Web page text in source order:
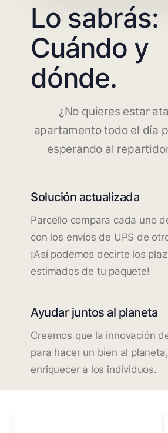
Lo sabrás:
Cuándo y
dónde.
¿No quieres estar
apartamento todo el día
esperando al
Solución actualizada
Parcello compara cada uno
con los envíos de UPS de
¡Así podemos decirte los
estimados de tu paquete!
Ayudar juntos al planeta
Creemos que la innovación
para hacer un bien al
enriquecer a los individuos.